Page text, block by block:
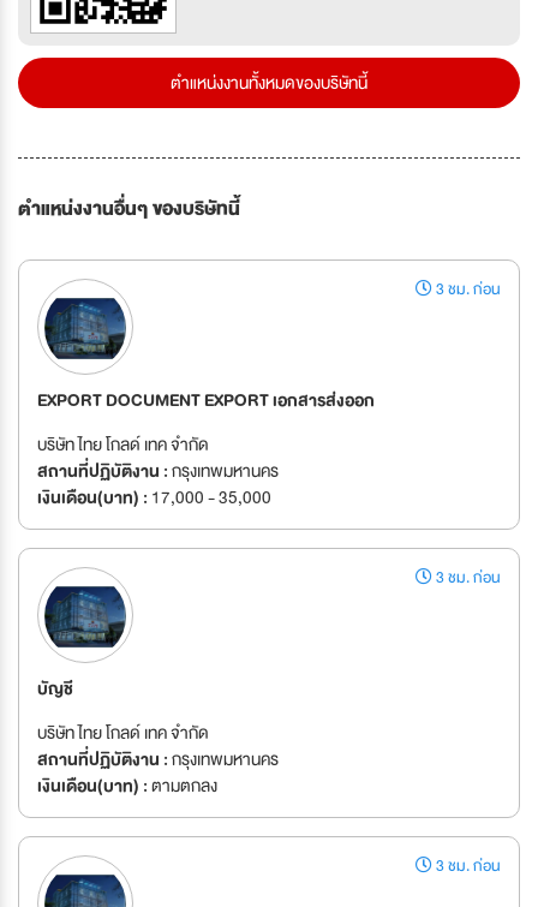
ตำแหน่งงานทั้งหมดของบริษัทนี้
ตำแหน่งงานอื่นๆ ของบริษัทนี้
3 ชม. ก่อน
EXPORT DOCUMENT EXPORT เอกสารส่งออก
บริษัท ไทย โกลด์ เทค จำกัด
สถานที่ปฏิบัติงาน :กรุงเทพมหานคร
เงินเดือน(บาท) : 17,000 - 35,000
3 ชม. ก่อน
บัญชี
บริษัท ไทย โกลด์ เทค จำกัด
สถานที่ปฏิบัติงาน :กรุงเทพมหานคร
เงินเดือน(บาท) :ตามตกลง
3 ชม. ก่อน